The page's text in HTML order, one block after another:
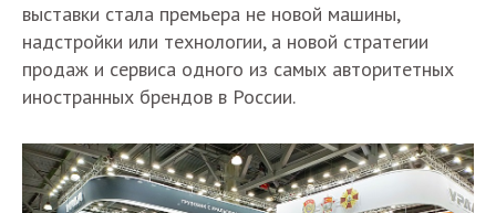
выставки стала премьера не новой машины,
надстройки или технологии, а новой стратегии
продаж и сервиса одного из самых авторитетных
иностранных брендов в России.